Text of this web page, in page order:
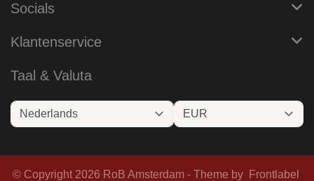
Socials
Klantenservice
Taal & Valuta
© Copyright 2026 RoB Amsterdam - Theme by Frontlabel